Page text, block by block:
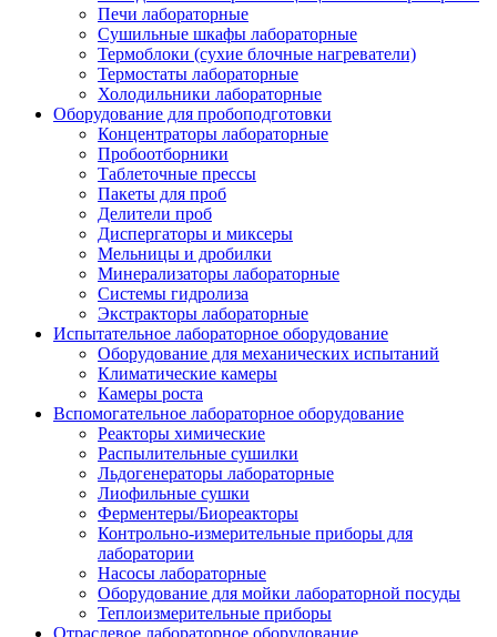
Печи лабораторные
Сушильные шкафы лабораторные
Термоблоки (сухие блочные нагреватели)
Термостаты лабораторные
Холодильники лабораторные
Оборудование для пробоподготовки
Концентраторы лабораторные
Пробоотборники
Таблеточные прессы
Пакеты для проб
Делители проб
Диспергаторы и миксеры
Мельницы и дробилки
Минерализаторы лабораторные
Системы гидролиза
Экстракторы лабораторные
Испытательное лабораторное оборудование
Оборудование для механических испытаний
Климатические камеры
Камеры роста
Вспомогательное лабораторное оборудование
Реакторы химические
Распылительные сушилки
Льдогенераторы лабораторные
Лиофильные сушки
Ферментеры/Биореакторы
Контрольно-измерительные приборы для
лаборатории
Насосы лабораторные
Оборудование для мойки лабораторной посуды
Теплоизмерительные приборы
Отраслевое лабораторное оборудование